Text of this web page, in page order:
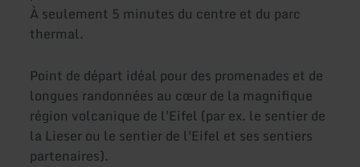
À seulement 5 minutes du centre et du parc
thermal.
Point de départ idéal pour des promenades et de
longues randonnées au cœur de la magnifique
région volcanique de l'Eifel (par ex. le sentier de
la Lieser ou le sentier de l'Eifel et ses sentiers
partenaires).